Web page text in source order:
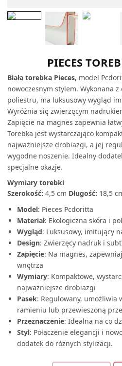
PIECES
Biała torebka Pieces, model
nowoczesnym stylem. Wykonana
poliestru, ma luksusowy wygląd
Wyróżnia się zwierzęcym
Zapięcie na magnes zapewnia
Torebka jest wystarczająco
najważniejsze drobiazgi, a jej
wygodne noszenie. Idealny
specjalne okazje.
Wymiary torebki
Szerokość: 4,5 cm Długość: 18,5
Model: Pieces Pcdoritta
Materiał: Ekologiczna skóra i
Wygląd: Luksusowy, imitujący
Design: Zwierzęcy nadruk i
Zapięcie: Na magnes,
wnętrza
Wymiary: Kompaktowe,
najważniejsze drobiazgi
Pasek: Regulowany, umożliwia
ramieniu lub przewieszoną
Przeznaczenie: Idealna na co
Styl: Połączenie elegancji i
dodatek do różnych stylizacji.